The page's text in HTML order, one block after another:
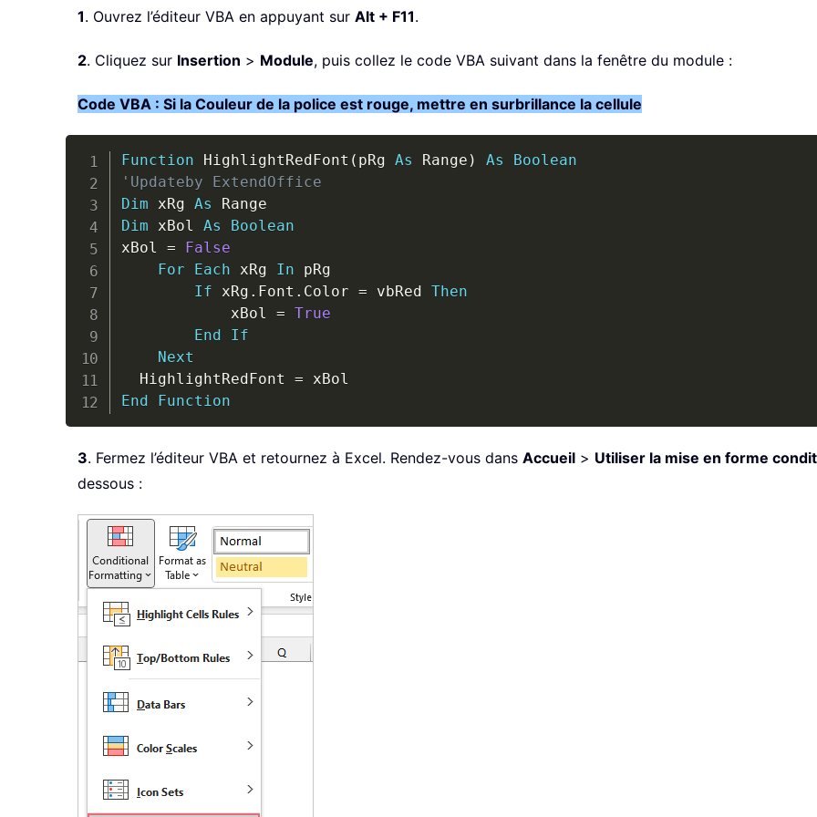
1. Ouvrez l’éditeur VBA en appuyant sur Alt + F11.
2. Cliquez sur Insertion > Module, puis collez le code VBA suivant dans la fenêtre du module :
Code VBA : Si la Couleur de la police est rouge, mettre en surbrillance la cellule
Function HighlightRedFont ( pRg As Range ) As
Boolean
'Updateby ExtendOffice
Dim xRg As
Dim xBol As
Boolean
xBol =
False
For
Each xRg In pRg
If xRg . Font . Color = vbRed Then
            xBol
= True
End
If
Next
  HighlightRedFont
=
End
Function
3. Fermez l’éditeur VBA et retournez à Excel. Rendez-vous dans Accueil > Utiliser la mise en forme
dessous :